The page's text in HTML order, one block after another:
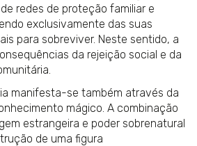
redes de proteção familiar e
exclusivamente das suas
para sobreviver. Neste sentido, a
da rejeição social e da
manifesta-se também através da
mágico. A combinação
estrangeira e poder sobrenatural
de uma figura